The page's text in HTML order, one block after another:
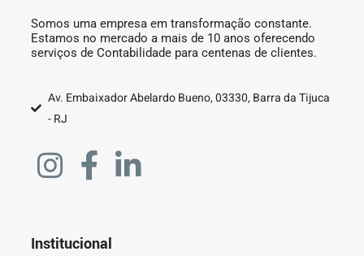
Somos uma empresa em transformação constante.
Estamos no mercado a mais de 10 anos oferecendo
serviços de Contabilidade para centenas de clientes.
Av. Embaixador Abelardo Bueno, 03330, Barra da Tijuca
- RJ
Institucional